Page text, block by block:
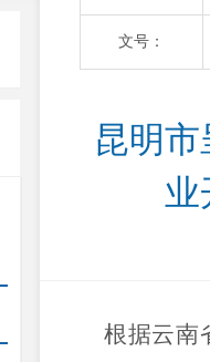
文号：
昆明
业
根据云南